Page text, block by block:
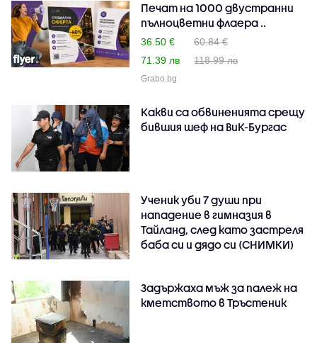
Печат на 1000 двустранни
пълноцветни флаера ..
36.50 €
60.84 €
71.39 лв
118.99 лв
Grabo.bg
Какви са обвиненията срещу
бившия шеф на ВиК-Бургас
Ученик уби 7 души при
нападение в гимназия в
Тайланд, след като застреля
баба си и дядо си (СНИМКИ)
Задържаха мъж за палеж на
кметството в Тръстеник